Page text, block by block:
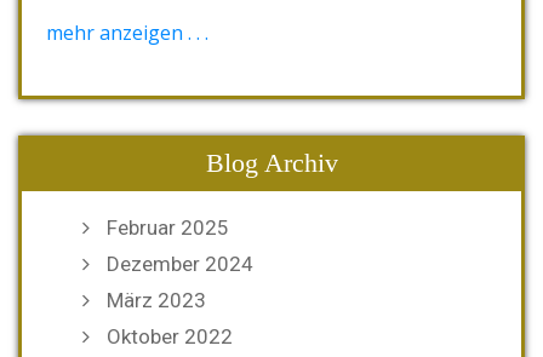
mehr anzeigen . . .
Blog Archiv
Februar 2025
Dezember 2024
März 2023
Oktober 2022